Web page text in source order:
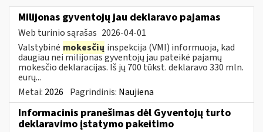
Milijonas gyventojų jau deklaravo pajamas
Web turinio sąrašas 2026-04-01
Valstybinė mokesčių inspekcija (VMI) informuoja, kad
daugiau nei milijonas gyventojų jau pateikė pajamų
mokesčio deklaracijas. Iš jų 700 tūkst. deklaravo 330 mln.
eurų...
Metai: 2026 Pagrindinis: Naujiena
Informacinis pranešimas dėl Gyventojų turto
deklaravimo įstatymo pakeitimo